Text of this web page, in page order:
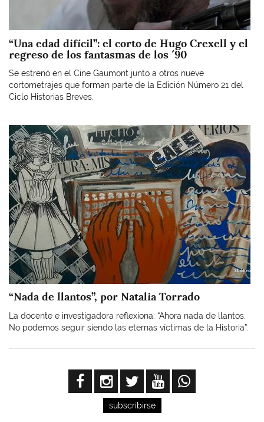
“Una edad difícil”: el corto de Hugo Crexell y el
regreso de los fantasmas de los ´90
Se estrenó en el Cine Gaumont junto a otros nueve
cortometrajes que forman parte de la Edición Número 21 del
Ciclo Historias Breves.
Imagen
“Nada de llantos”, por Natalia Torrado
La docente e investigadora reflexiona: “Ahora nada de llantos.
No podemos seguir siendo las eternas víctimas de la Historia”.
subscribirse